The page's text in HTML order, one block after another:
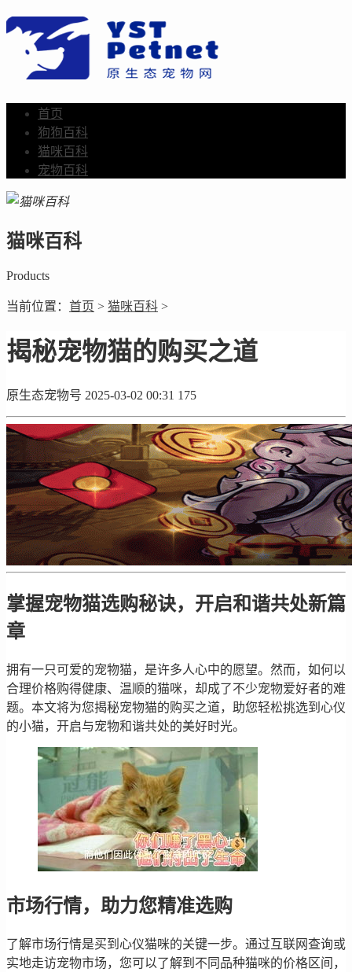
首页
狗狗百科
猫咪百科
宠物百科
猫咪百科
Products
当前位置： 首页 > 猫咪百科 >
揭秘宠物猫的购买之道
原生态宠物号 2025-03-02 00:31 175
掌握宠物猫选购秘诀，开启和谐共处新篇
章
拥有一只可爱的宠物猫，是许多人心中的愿望。然而，如何以
合理价格购得健康、温顺的猫咪，却成了不少宠物爱好者的难
题。本文将为您揭秘宠物猫的购买之道，助您轻松挑选到心仪
的小猫，开启与宠物和谐共处的美好时光。
市场行情，助力您精准选购
了解市场行情是买到心仪猫咪的关键一步。通过互联网查询或
实地走访宠物市场，您可以了解到不同品种猫咪的价格区间，